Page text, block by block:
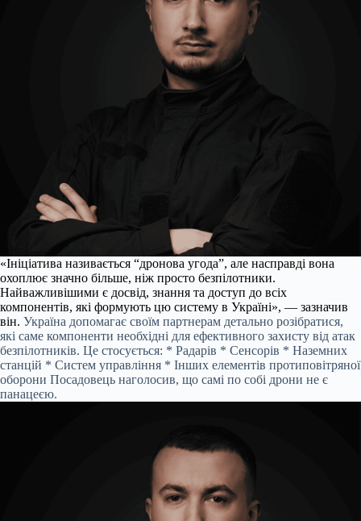
«Ініціатива називається “дронова угода”, але насправді вона
охоплює значно більше, ніж просто безпілотники.
Найважливішими є досвід, знання та доступ до всіх
компонентів, які формують цю систему в Україні», — зазначив
він. Україна допомагає своїм партнерам детально розібратися,
які саме компоненти необхідні для ефективного захисту від атак
безпілотників. Це стосується: * Радарів * Сенсорів * Наземних
станцій * Систем управління * Інших елементів протиповітряної
оборони Посадовець наголосив, що самі по собі дрони не є
панацеєю.